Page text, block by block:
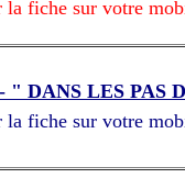
la fiche sur votre
" DANS LES PAS
la fiche sur votre